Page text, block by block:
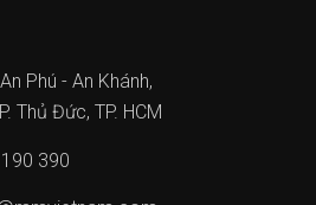
Phú - An Khánh,
Thủ Đức, TP. HCM
390